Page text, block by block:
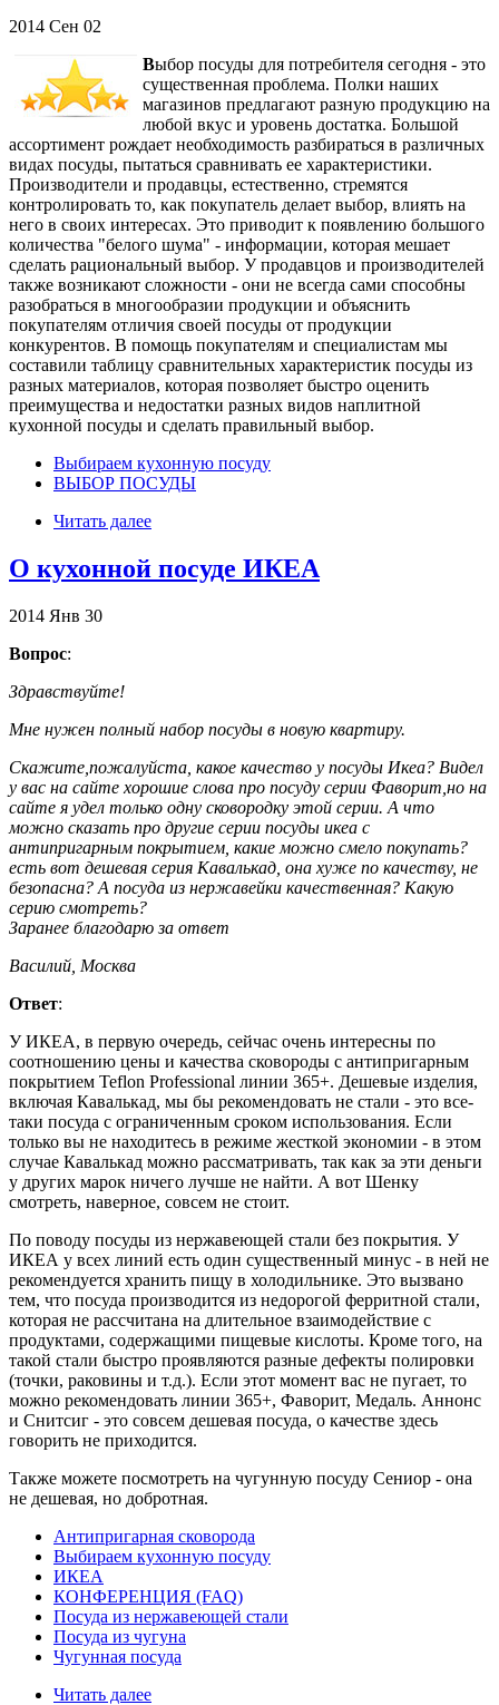
2014 Сен 02
Выбор посуды для потребителя сегодня - это
существенная проблема. Полки наших
магазинов предлагают разную продукцию на
любой вкус и уровень достатка. Большой
ассортимент рождает необходимость разбираться в различных
видах посуды, пытаться сравнивать ее характеристики.
Производители и продавцы, естественно, стремятся
контролировать то, как покупатель делает выбор, влиять на
него в своих интересах. Это приводит к появлению большого
количества "белого шума" - информации, которая мешает
сделать рациональный выбор. У продавцов и производителей
также возникают сложности - они не всегда сами способны
разобраться в многообразии продукции и объяснить
покупателям отличия своей посуды от продукции
конкурентов. В помощь покупателям и специалистам мы
составили таблицу сравнительных характеристик посуды из
разных материалов, которая позволяет быстро оценить
преимущества и недостатки разных видов наплитной
кухонной посуды и сделать правильный выбор.
Выбираем кухонную посуду
ВЫБОР ПОСУДЫ
Читать далее
О кухонной посуде ИКЕА
2014 Янв 30
Вопрос:
Здравствуйте!
Мне нужен полный набор посуды в новую квартиру.
Скажите,пожалуйста, какое качество у посуды Икеа? Видел
у вас на сайте хорошие слова про посуду серии Фаворит,но на
сайте я удел только одну сковородку этой серии. А что
можно сказать про другие серии посуды икеа с
антипригарным покрытием, какие можно смело покупать?
есть вот дешевая серия Кавалькад, она хуже по качеству, не
безопасна? А посуда из нержавейки качественная? Какую
серию смотреть?
Заранее благодарю за ответ
Василий, Москва
Ответ:
У ИКЕА, в первую очередь, сейчас очень интересны по
соотношению цены и качества сковороды с антипригарным
покрытием Teflon Professional линии 365+. Дешевые изделия,
включая Кавалькад, мы бы рекомендовать не стали - это все-
таки посуда с ограниченным сроком использования. Если
только вы не находитесь в режиме жесткой экономии - в этом
случае Кавалькад можно рассматривать, так как за эти деньги
у других марок ничего лучше не найти. А вот Шенку
смотреть, наверное, совсем не стоит.
По поводу посуды из нержавеющей стали без покрытия. У
ИКЕА у всех линий есть один существенный минус - в ней не
рекомендуется хранить пищу в холодильнике. Это вызвано
тем, что посуда производится из недорогой ферритной стали,
которая не рассчитана на длительное взаимодействие с
продуктами, содержащими пищевые кислоты. Кроме того, на
такой стали быстро проявляются разные дефекты полировки
(точки, раковины и т.д.). Если этот момент вас не пугает, то
можно рекомендовать линии 365+, Фаворит, Медаль. Аннонс
и Снитсиг - это совсем дешевая посуда, о качестве здесь
говорить не приходится.
Также можете посмотреть на чугунную посуду Сениор - она
не дешевая, но добротная.
Антипригарная сковорода
Выбираем кухонную посуду
ИКЕА
КОНФЕРЕНЦИЯ (FAQ)
Посуда из нержавеющей стали
Посуда из чугуна
Чугунная посуда
Читать далее